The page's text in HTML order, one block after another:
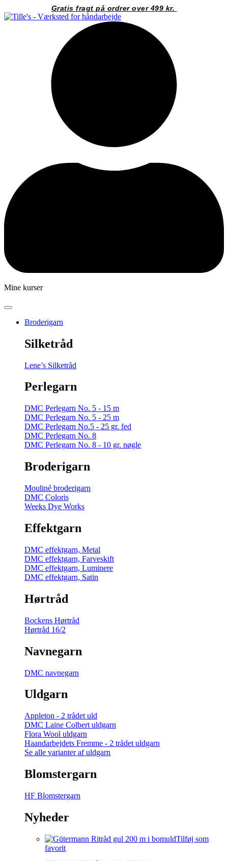
til
Gratis fragt på ordrer over 499 kr.
Mine kurser
Broderigarn
Silketråd
Lene’s Silketråd
Perlegarn
DMC Perlegarn No. 5 - 15 m
DMC Perlegarn No. 5 - 25 m
DMC Perlegarn No.5 - 25 gr. fed
DMC Perlegarn No. 8
DMC Perlegarn No. 8 - 10 gr. nøgle
Broderigarn
Mouliné broderigarn
DMC Coloris
Weeks Dye Works
Effektgarn
DMC effektgarn, Metal
DMC effektgarn, Farveskift
DMC effektgarn, Luminere
DMC effektgarn, Satin
Hørtråd
Bockens Hørtråd
Hørtråd 16/2
Navnegarn
DMC navnegarn
Uldgarn
Appleton - 2 trådet uld
DMC Laine Colbert uldgarn
Flora Wool uldgarn
Haandarbejdets Fremme - 2 trådet uldgarn
Se alle varianter af uldgarn
Blomstergarn
HF Blomstergarn
Nyheder
Tilføj som
favorit